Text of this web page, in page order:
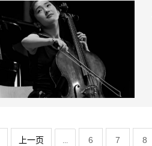
上一页 ... 6 7 8